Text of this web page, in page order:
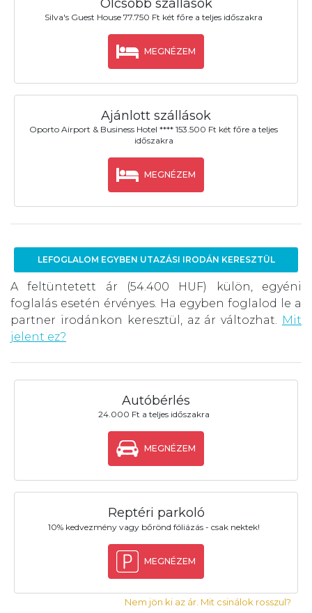
Olcsóbb szállások
Silva's Guest House 77.750 Ft két főre a teljes időszakra
MEGNÉZEM
Ajánlott szállások
Oporto Airport & Business Hotel **** 153.500 Ft két főre a teljes
időszakra
MEGNÉZEM
LEFOGLALOM EGYBEN UTAZÁSI IRODÁN KERESZTÜL
A feltüntetett ár (54.400 HUF) külön, egyéni
foglalás esetén érvényes. Ha egyben foglalod le a
partner irodánkon keresztül, az ár változhat. Mit
jelent ez?
Autóbérlés
24.000 Ft a teljes időszakra
MEGNÉZEM
Reptéri parkoló
10% kedvezmény vagy bőrönd fóliázás - csak nektek!
MEGNÉZEM
Nem jön ki az ár. Mit csinálok rosszul?